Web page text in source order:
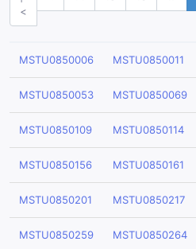
<
MSTU0850006 MSTU0850011
MSTU0850053 MSTU0850069
MSTU0850109 MSTU0850114
MSTU0850156 MSTU0850161
MSTU0850201 MSTU0850217
MSTU0850259 MSTU0850264